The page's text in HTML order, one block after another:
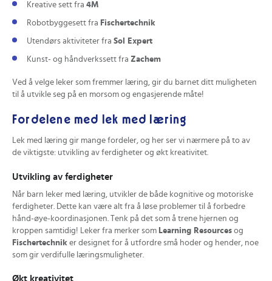
Kreative sett fra 4M
Robotbyggesett fra Fischertechnik
Utendørs aktiviteter fra Sol Expert
Kunst- og håndverkssett fra Zachem
Ved å velge leker som fremmer læring, gir du barnet ditt muligheten
til å utvikle seg på en morsom og engasjerende måte!
Fordelene med lek med læring
Lek med læring gir mange fordeler, og her ser vi nærmere på to av
de viktigste: utvikling av ferdigheter og økt kreativitet.
Utvikling av ferdigheter
Når barn leker med læring, utvikler de både kognitive og motoriske
ferdigheter. Dette kan være alt fra å løse problemer til å forbedre
hånd-øye-koordinasjonen. Tenk på det som å trene hjernen og
kroppen samtidig! Leker fra merker som Learning Resources og
Fischertechnik er designet for å utfordre små hoder og hender, noe
som gir verdifulle læringsmuligheter.
Økt kreativitet